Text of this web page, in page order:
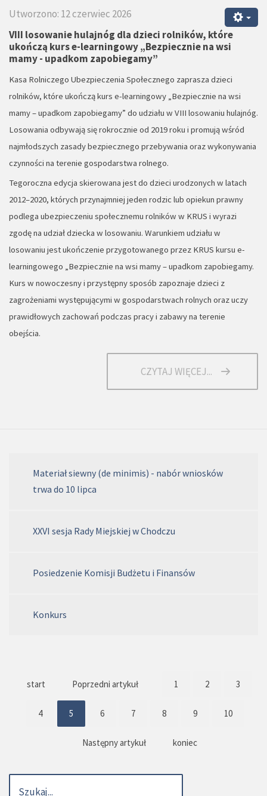
Utworzono: 12 czerwiec 2026
VIII losowanie hulajnóg dla dzieci rolników, które
ukończą kurs e-learningowy „Bezpiecznie na wsi
mamy - upadkom zapobiegamy”
Kasa Rolniczego Ubezpieczenia Społecznego zaprasza dzieci
rolników, które ukończą kurs e-learningowy „Bezpiecznie na wsi
mamy – upadkom zapobiegamy” do udziału w VIII losowaniu hulajnóg.
Losowania odbywają się rokrocznie od 2019 roku i promują wśród
najmłodszych zasady bezpiecznego przebywania oraz wykonywania
czynności na terenie gospodarstwa rolnego.
Tegoroczna edycja skierowana jest do dzieci urodzonych w latach
2012–2020, których przynajmniej jeden rodzic lub opiekun prawny
podlega ubezpieczeniu społecznemu rolników w KRUS i wyrazi
zgodę na udział dziecka w losowaniu. Warunkiem udziału w
losowaniu jest ukończenie przygotowanego przez KRUS kursu e-
learningowego „Bezpiecznie na wsi mamy – upadkom zapobiegamy.
Kurs w nowoczesny i przystępny sposób zapoznaje dzieci z
zagrożeniami występującymi w gospodarstwach rolnych oraz uczy
prawidłowych zachowań podczas pracy i zabawy na terenie
obejścia.
CZYTAJ WIĘCEJ...
Materiał siewny (de minimis) - nabór wniosków
trwa do 10 lipca
XXVI sesja Rady Miejskiej w Chodczu
Posiedzenie Komisji Budżetu i Finansów
Konkurs
start Poprzedni artykuł 1 2 3
4 5 6 7 8 9 10
Następny artykuł koniec